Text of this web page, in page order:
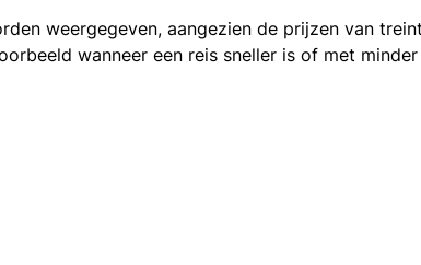
weergegeven, aangezien de prijzen van
wanneer een reis sneller is of met